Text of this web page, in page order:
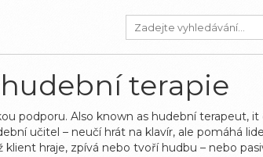
terapie
podporu. Also known as hudební terapeut, it
učitel – neučí hrát na klavír, ale pomáhá
hraje, zpívá nebo tvoří hudbu – nebo